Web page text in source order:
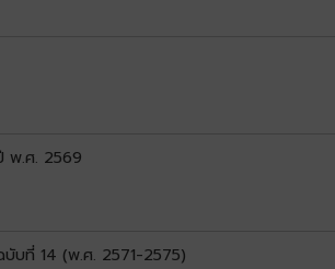
พ.ศ. 2569
บที่ 14 (พ.ศ. 2571-2575)